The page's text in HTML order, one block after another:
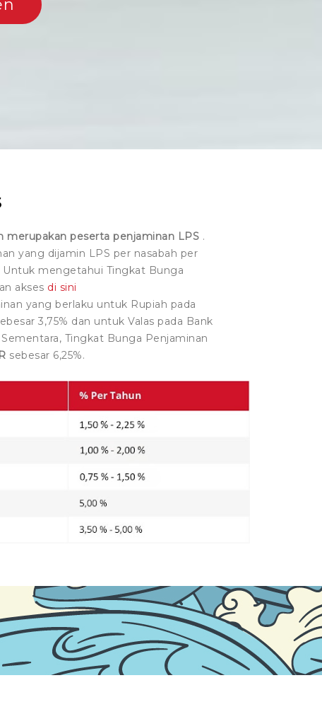
merupakan peserta penjaminan LPS .
yang dijamin LPS per nasabah per
Untuk mengetahui Tingkat Bunga
akses di sini
yang berlaku untuk Rupiah pada
3,75% dan untuk Valas pada Bank
Tingkat Bunga Penjaminan
sebesar 6,25%.